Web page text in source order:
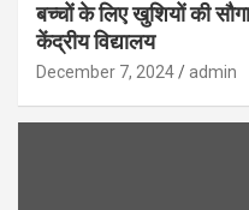
बच्चों के लिए खुशियों की
केंद्रीय विद्यालय
December 7, 2024 admin